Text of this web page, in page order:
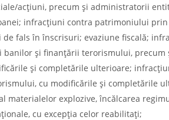
acţiuni, precum şi administratorii
infracţiuni contra patrimoniului prin
fals în înscrisuri; evaziune fiscală;
banilor şi finanţării terorismului, precum
şi completările ulterioare;
cu modificările şi completările
explozive, încălcarea
cu excepţia celor reabilitaţi;